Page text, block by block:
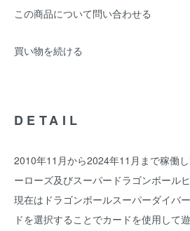
この商品について問い合わせる
買い物を続ける
DETAIL
2010年11月から2024年11月まで稼働
ーローズ及びスーパードラゴンボール
現在はドラゴンボールスーパーダイバ
ドを選択することでカードを使用して